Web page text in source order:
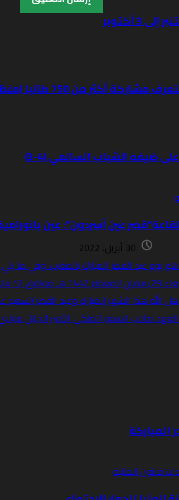
“قصر عين أسردون”: عين
30 أبريل، 2022
المباركة